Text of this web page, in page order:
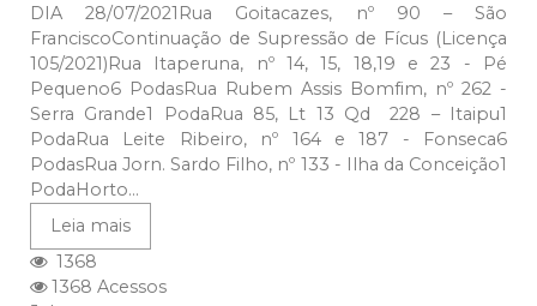
DIA 28/07/2021Rua Goitacazes, nº 90 – São
FranciscoContinuação de Supressão de Fícus (Licença
105/2021)Rua Itaperuna, nº 14, 15, 18,19 e 23 - Pé
Pequeno6 PodasRua Rubem Assis Bomfim, nº 262 -
Serra Grande1 PodaRua 85, Lt 13 Qd 228 – Itaipu1
PodaRua Leite Ribeiro, nº 164 e 187 - Fonseca6
PodasRua Jorn. Sardo Filho, nº 133 - Ilha da Conceição1
PodaHorto...
Leia mais
1368
1368 Acessos